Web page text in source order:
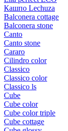
Кашпо Lechuza
Balconera cottage
Balconera stone
Canto
Canto stone
Cararo
Cilindro color
Classico
Classico color
Classico ls
Cube
Cube color
Cube color triple
Cube cottage